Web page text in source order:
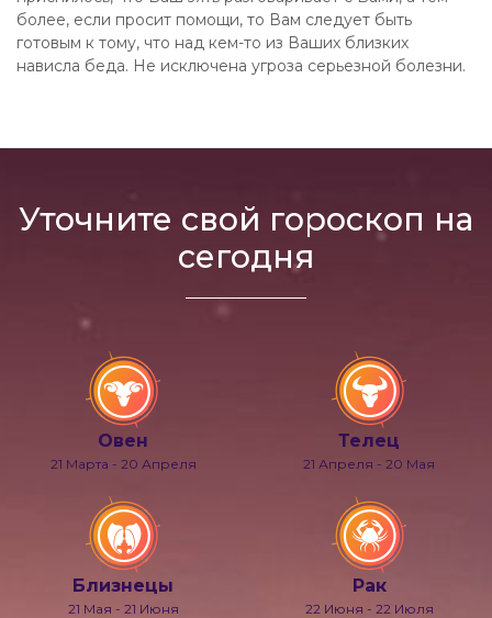
более, если просит помощи, то Вам следует быть
готовым к тому, что над кем-то из Ваших близких
нависла беда. Не исключена угроза серьезной болезни.
Уточните свой гороскоп на
сегодня
Овен
21 Марта - 20 Апреля
Телец
21 Апреля - 20 Мая
Близнецы
21 Мая - 21 Июня
Рак
22 Июня - 22 Июля